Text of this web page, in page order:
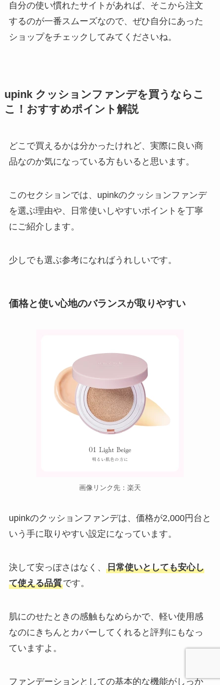
自分の使い慣れたサイトがあれば、そこから注文
するのが一番スムーズなので、ぜひ自分にあった
ショップをチェックしてみてくださいね。
upink クッションファンデを買うならこ
こ！おすすめポイント解説
どこで買えるかは分かったけれど、実際に良い商
品なのか気になっている方もいると思います。
このセクションでは、upinkのクッションファンデ
を選ぶ理由や、日常使いしやすいポイントを丁寧
にご紹介します。
少しでも選ぶ参考になればうれしいです。
価格と使い心地のバランスが取りやすい
画像リンク先：楽天
upinkのクッションファンデは、価格が2,000円台と
いう手に取りやすい設定になっています。
決して安っぽさはなく、 日常使いとしても安心し
て使える品質です。
肌にのせたときの感触もなめらかで、軽い使用感
なのにきちんとカバーしてくれると評判にもなっ
ていますよ。
ファンデーションとしての基本的な機能がしっか